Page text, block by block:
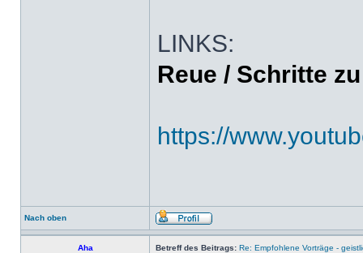
LINKS:
Reue / Schritte
https://
Nach oben
Aha Betreff des Beitrags: Re: Empfohlene Vorträge -